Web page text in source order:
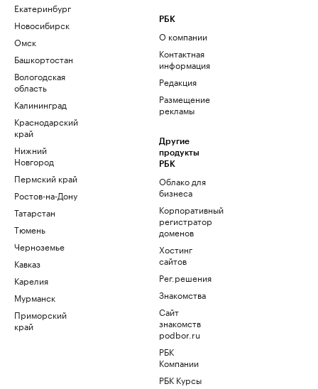
Екатеринбург
Новосибирск
Омск
Башкортостан
Вологодская
область
Калининград
Краснодарский
край
Нижний
Новгород
Пермский край
Ростов-на-Дону
Татарстан
Тюмень
Черноземье
Кавказ
Карелия
Мурманск
Приморский
край
РБК
О компании
Контактная
информация
Редакция
Размещение
рекламы
Другие
продукты
РБК
Облако для
бизнеса
Корпоративный
регистратор
доменов
Хостинг
сайтов
Рег.решения
Знакомства
Сайт
знакомств
podbor.ru
РБК
Компании
РБК Курсы